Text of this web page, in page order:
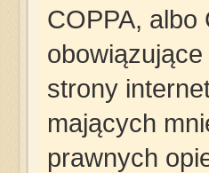
COPPA, albo
strony
mających
prawnych